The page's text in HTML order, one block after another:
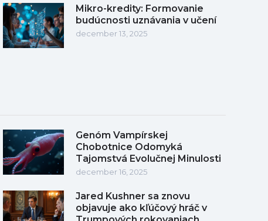
Mikro-kredity: Formovanie
budúcnosti uznávania v učení
december 13, 2025
Genóm Vampírskej
Chobotnice Odomyká
Tajomstvá Evolučnej Minulosti
december 16, 2025
Jared Kushner sa znovu
objavuje ako kľúčový hráč v